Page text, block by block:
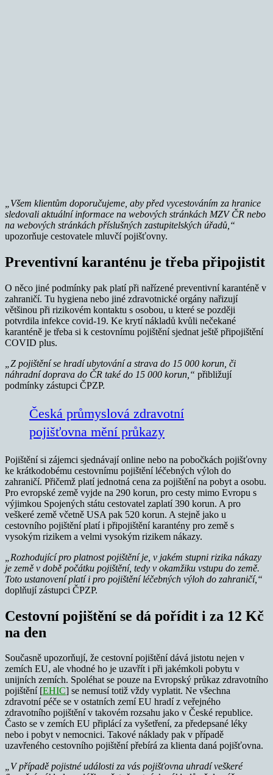
„Všem klientům doporučujeme, aby před vycestováním za hranice
sledovali aktuální informace na webových stránkách MZV ČR nebo
na webových stránkách příslušných zastupitelských úřadů,“
upozorňuje cestovatele mluvčí pojišťovny.
Preventivní karanténu je třeba připojistit
O něco jiné podmínky pak platí při nařízené preventivní karanténě v
zahraničí. Tu hygiena nebo jiné zdravotnické orgány nařizují
většinou při rizikovém kontaktu s osobou, u které se později
potvrdila infekce covid-19. Ke krytí nákladů kvůli nečekané
karanténě je třeba si k cestovnímu pojištění sjednat ještě připojištění
COVID plus.
Z pojištění se hradí ubytování a strava do 15 000 korun, či
náhradní doprava do ČR také do 15 000 korun,“ přibližují
podmínky zástupci ČPZP.
Česká průmyslová zdravotní
pojišťovna mění průkazy
Pojištění si zájemci sjednávají online nebo na pobočkách pojišťovny
ke krátkodobému cestovnímu pojištění léčebných výloh do
zahraničí. Přičemž platí jednotná cena za pojištění na pobyt a osobu.
Pro evropské země vyjde na 290 korun, pro cesty mimo Evropu s
výjimkou Spojených státu cestovatel zaplatí 390 korun. A pro
veškeré země včetně USA pak 520 korun. A stejně jako u
cestovního pojištění platí i připojištění karantény pro země s
vysokým rizikem a velmi vysokým rizikem nákazy.
„Rozhodující pro platnost pojištění je, v jakém stupni rizika nákazy
je země v době počátku pojištění, tedy v okamžiku vstupu do země.
Toto ustanovení platí i pro pojištění léčebných výloh do zahraničí,“
doplňují zástupci ČPZP.
Cestovní pojištění se dá pořídit i za 12 Kč
na den
Současně upozorňují, že cestovní pojištění dává jistotu nejen v
zemích EU, ale vhodné ho je uzavřít i při jakémkoli pobytu v
unijních zemích. Spoléhat se pouze na Evropský průkaz zdravotního
pojištění [EHIC] se nemusí totiž vždy vyplatit. Ne všechna
zdravotní péče se v ostatních zemí EU hradí z veřejného
zdravotního pojištění v takovém rozsahu jako v České republice.
Často se v zemích EU připlácí za vyšetření, za předepsané léky
nebo i pobyt v nemocnici. Takové náklady pak v případě
uzavřeného cestovního pojištění přebírá za klienta daná pojišťovna.
„V případě pojistné události za vás pojišťovna uhradí veškeré